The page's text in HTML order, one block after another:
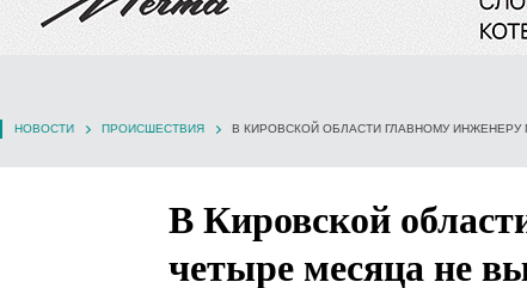
НОВОСТИ ПРОИСШЕСТВИЯ
В Кировской
четыре месяца не